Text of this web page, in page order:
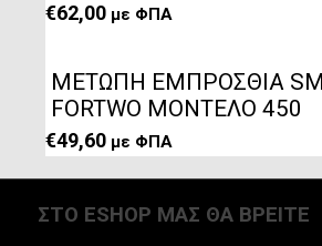
€62,00 με ΦΠΑ
METΩΠΗ ΕΜΠΡΟΣΘΙΑ
FORTWO MΟΝΤΕΛΟ 450
€49,60 με ΦΠΑ
ΣΤΟ ESHOP ΜΑΣ ΘΑ ΒΡΕΙΤΕ